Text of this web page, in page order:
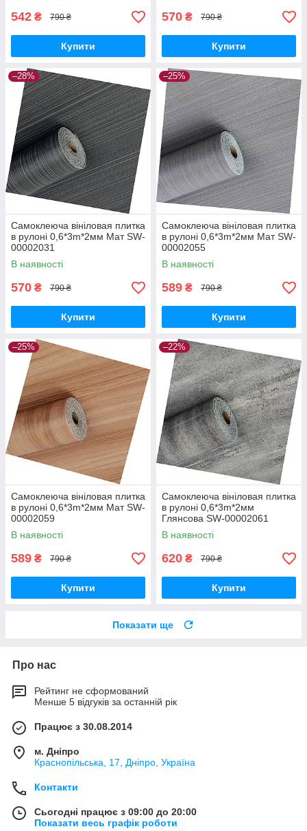
542 ₴ 790 ₴
Купити
570 ₴ 790 ₴
Купити
–28%
Самоклеюча вініловая плитка
в рулоні 0,6*3m*2мм Мат SW-
00002031
В наявності
570 ₴ 790 ₴
Купити
–25%
Самоклеюча вініловая плитка
в рулоні 0,6*3m*2мм Мат SW-
00002055
В наявності
589 ₴ 790 ₴
Купити
–25%
Самоклеюча вініловая плитка
в рулоні 0,6*3m*2мм Мат SW-
00002059
В наявності
589 ₴ 790 ₴
Купити
–22%
Самоклеюча вініловая плитка
в рулоні 0,6*3m*2мм
Глянсова SW-00002061
В наявності
620 ₴ 790 ₴
Купити
Показати ще
Про нас
Рейтинг не сформований
Менше 5 відгуків за останній рік
Працює з 30.08.2014
м. Дніпро
Краснопільська, 17, Дніпро, Україна
Контакти
Сьогодні працює з 09:00 до 20:00
Показати весь графік роботи